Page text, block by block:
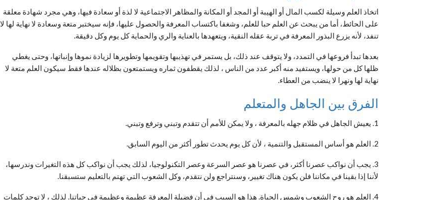
اتخاذ العلم وسيلة لكسب المال أو الهيبة أو المجد أو المكانة والمظاهر الاجتماعية لا لذة أو سعادة فيها، وهي مجرد شهادة معلقة
على الحائط، أما من يبحث عن العلم حبا للعلم، وشغفا باكتساب المعرفة والحصول عليها، فإنه سيختبر متعة وسعادة لا نهاية لها لا
تنفد، لأنه يزرع البذور المعرفة في تربة عقله النقية، ويتعهدها بالعناية والري والحماية كل يوم وكل دقيقة.
بعدها تبدأ فروعها في التمدد، ولا يتوقف عند ذلك، بل يستمر في تهذيبها وتقويمها وتطويرها لزيادة نموها وإنباتها، وحتى يغطي
ظلها كل من حولها، ويستفيد منه أكبر عدد من الناس ، لذلك يقطفون ثماره ويستمتعون بظلاله عندها فقط سيكون العلم متعة لا
نهاية لها ونهرا لا ينضب من العطاء.
الفرق بين الجاهل والمتعلم
1. يعيش الجاهل في ظلام جهله بالمعرفة ، ولا يمكن للأمم أن تتقدم وتبني وترفع وتبني.
2. العلم هو أساس المستقبل والتنمية ، لأن كل يوم يحدث تطور أكثر من اليوم السابق.
3. يجب أن نواكب عصرنا أكثر، في عصرنا هو عصر السرعة وعصر التكنولوجيا، لذلك يجب أن نواكب كل هذه التغيرات وندرسها،
لأننا إذا بقينا في مكاننا فلن يكون هناك تغيير، وسنتراجع ولن نتقدم، وكل الشعوب التي تهتم بالتعليم ستسبقنا.
4. العلم هو روح الشعوب وشمس الحياة. هذا هو السبب في أن فضيلة المعرفة عظيمة وعظيمة في حياتنا. لذلك ، لا توجد كلمات